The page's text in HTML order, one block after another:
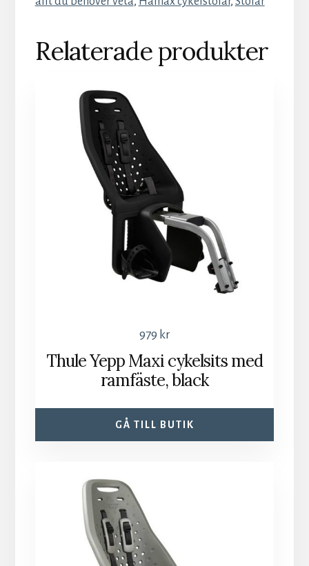
Relaterade produkter
979 kr
Thule Yepp Maxi cykelsits med
ramfäste, black
GÅ TILL BUTIK